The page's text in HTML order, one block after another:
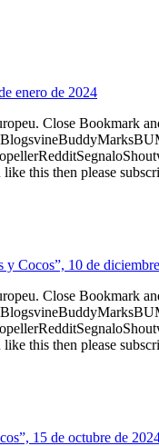
enero de 2024
Close Bookmark
this then please
Cocos”, 10 de
Close Bookmark
this then please
15 de octubre de